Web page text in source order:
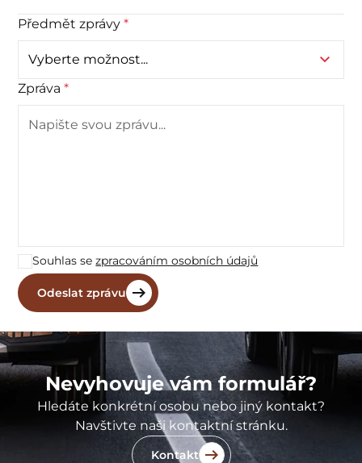
Předmět zprávy*
Zpráva*
Souhlas sezpracováním osobních údajů
Nevyhovuje vám formulář?
Hledáte konkrétní osobu nebo jiný kontakt?
Navštivte naši kontaktní stránku.
Kontakt